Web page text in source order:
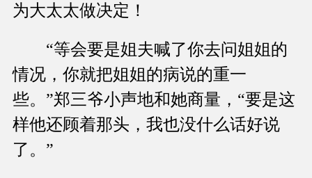
为大太太做决定！
“等会要是姐夫喊了你去问姐姐的
情况，你就把姐姐的病说的重一
些。”郑三爷小声地和她商量，“要是这
样他还顾着那头，我也没什么话好说
了。”